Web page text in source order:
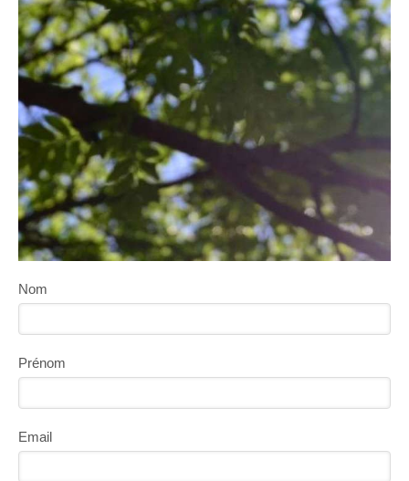
Nom
Prénom
Email